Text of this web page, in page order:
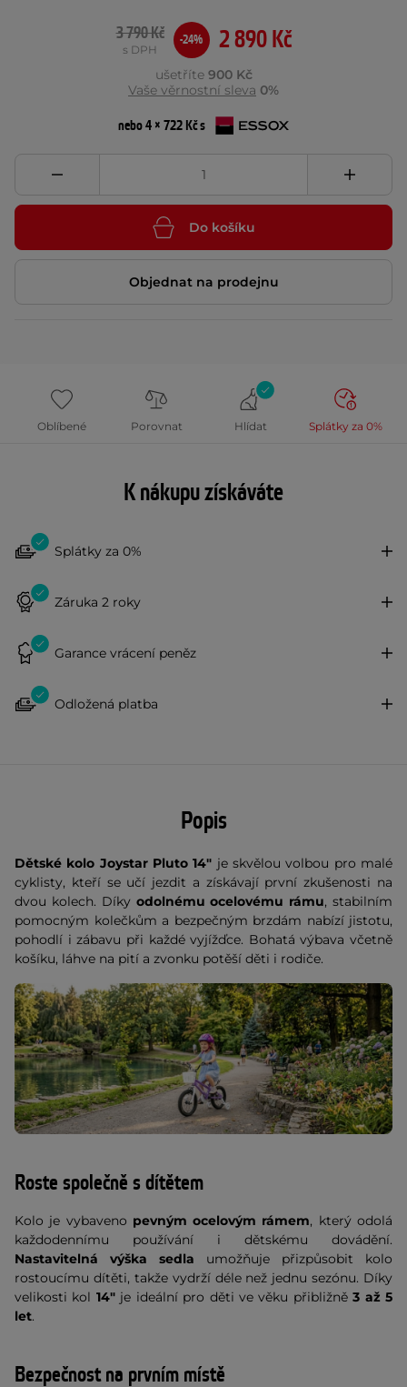
2 890 Kč
3 790 Kč
s DPH
-24%
ušetříte 900 Kč
Vaše věrnostní sleva 0%
nebo 4 × 722 Kč s
Do košíku
Objednat na prodejnu
Oblíbené Porovnat Hlídat Splátky za 0%
K nákupu získáváte
Splátky za 0%
Záruka 2 roky
Garance vrácení peněz
Odložená platba
Popis
Dětské kolo Joystar Pluto 14" je skvělou volbou pro malé
cyklisty, kteří se učí jezdit a získávají první zkušenosti na
dvou kolech. Díky odolnému ocelovému rámu, stabilním
pomocným kolečkům a bezpečným brzdám nabízí jistotu,
pohodlí i zábavu při každé vyjížďce. Bohatá výbava včetně
košíku, láhve na pití a zvonku potěší děti i rodiče.
Roste společně s dítětem
Kolo je vybaveno pevným ocelovým rámem, který odolá
každodennímu používání i dětskému dovádění.
Nastavitelná výška sedla umožňuje přizpůsobit kolo
rostoucímu dítěti, takže vydrží déle než jednu sezónu. Díky
velikosti kol 14"je ideální pro děti ve věku přibližně3 až 5
let.
Bezpečnost na prvním místě